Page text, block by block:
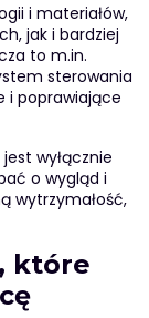
i materiałów,
jak i bardziej
to m.in.
sterowania
i poprawiające
wyłącznie
o wygląd i
wytrzymałość,
które